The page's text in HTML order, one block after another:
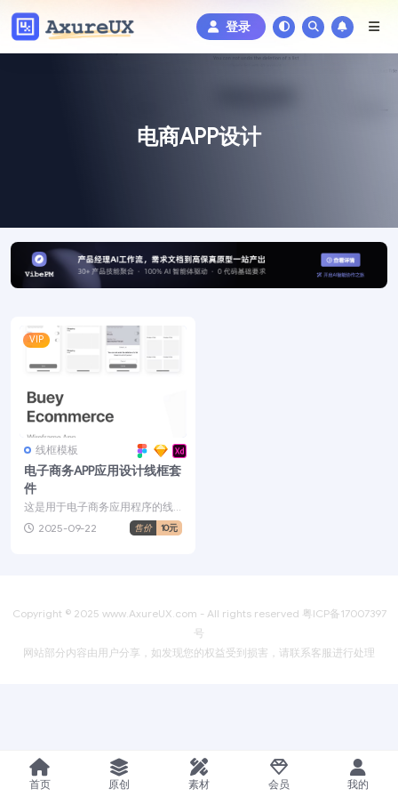
登录
电商APP设计
VIP
线框模板
电子商务APP应用设计线框套
件
这是用于电子商务应用程序的线
框工具包。您可以轻松地使用“组
件”、“符号”和“文本...
2025-09-22 售价 10元
Copyright © 2025 www.AxureUX.com - All rights reserved 粤ICP备17007397
号
网站部分内容由用户分享，如发现您的权益受到损害，请联系客服进行处理
首页 原创 素材 会员 我的